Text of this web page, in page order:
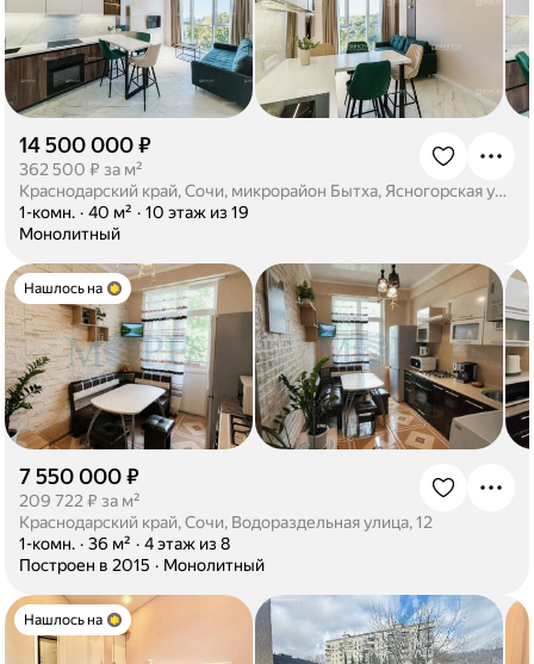
14 500 000 ₽
362 500 ₽ за м²
Краснодарский край, Сочи, микрорайон Бытха, Ясногорская улица, 16/7
1-комн. · 40 м² · 10 этаж из 19
Монолитный
Нашлось на
7 550 000 ₽
209 722 ₽ за м²
Краснодарский край, Сочи, Водораздельная улица, 12
1-комн. · 36 м² · 4 этаж из 8
Построен в 2015 · Монолитный
Нашлось на